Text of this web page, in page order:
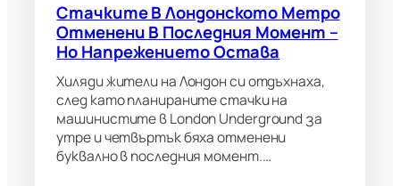
Стачките В Лондонското Метро
Отменени В Последния Момент –
Но Напрежението Остава
Хиляди жители на Лондон си отдъхнаха,
след като планираните стачки на
машинистите в London Underground за
утре и четвъртък бяха отменени
буквално в последния момент.…